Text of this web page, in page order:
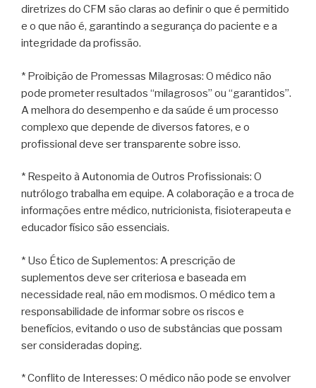
diretrizes do CFM são claras ao definir o que é permitido
e o que não é, garantindo a segurança do paciente e a
integridade da profissão.
* Proibição de Promessas Milagrosas: O médico não
pode prometer resultados “milagrosos” ou “garantidos”.
A melhora do desempenho e da saúde é um processo
complexo que depende de diversos fatores, e o
profissional deve ser transparente sobre isso.
* Respeito à Autonomia de Outros Profissionais: O
nutrólogo trabalha em equipe. A colaboração e a troca de
informações entre médico, nutricionista, fisioterapeuta e
educador físico são essenciais.
* Uso Ético de Suplementos: A prescrição de
suplementos deve ser criteriosa e baseada em
necessidade real, não em modismos. O médico tem a
responsabilidade de informar sobre os riscos e
benefícios, evitando o uso de substâncias que possam
ser consideradas doping.
* Conflito de Interesses: O médico não pode se envolver